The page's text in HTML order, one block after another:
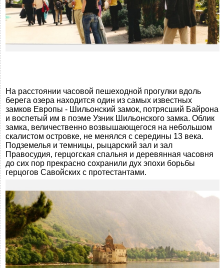
На расстоянии часовой пешеходной прогулки вдоль
берега озера находится один из самых известных
замков Европы - Шильонский замок, потрясший Байрона
и воспетый им в поэме Узник Шильонского замка. Облик
замка, величественно возвышающегося на небольшом
скалистом островке, не менялся с середины 13 века.
Подземелья и темницы, рыцарский зал и зал
Правосудия, герцогская спальня и деревянная часовня
до сих пор прекрасно сохранили дух эпохи борьбы
герцогов Савойских с протестантами.